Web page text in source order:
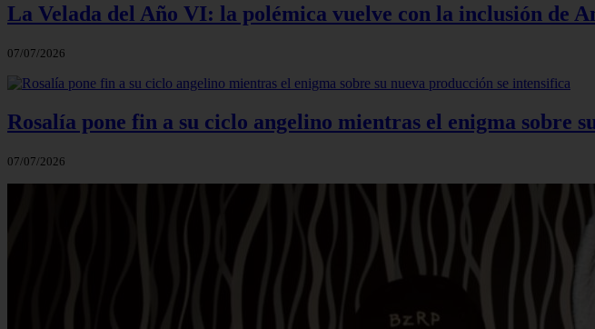
La Velada del Año VI: la polémica vuelve con la inclusión de
07/07/2026
Rosalía pone fin a su ciclo angelino mientras el enigma sobre
07/07/2026